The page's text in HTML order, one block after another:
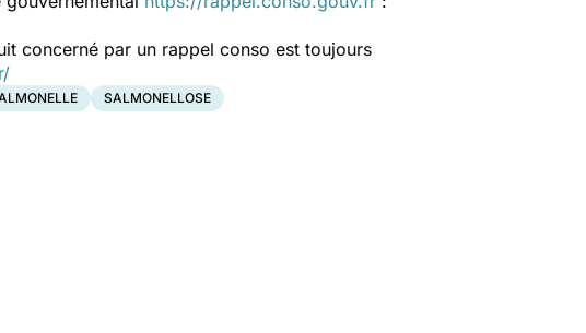
concerné par un rappel conso est toujours
SALMONELLOSE